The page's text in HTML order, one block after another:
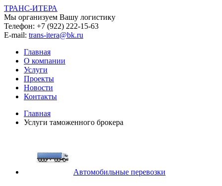
ТРАНС-ИТЕРА
Мы организуем Вашу логистику
Телефон: +7 (922) 222-15-63
E-mail: trans-itera@bk.ru
Главная
О компании
Услуги
Проекты
Новости
Контакты
Главная
Услуги таможенного брокера
Автомобильные перевозки